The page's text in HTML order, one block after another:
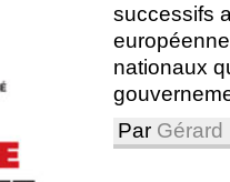
successifs
nationaux
Par Gérard